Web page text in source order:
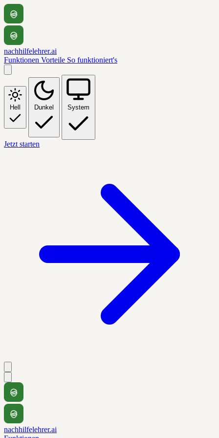
nachhilfelehrer.ai
Funktionen Vorteile So funktioniert's
Hell Dunkel System
Jetzt starten
nachhilfelehrer.ai